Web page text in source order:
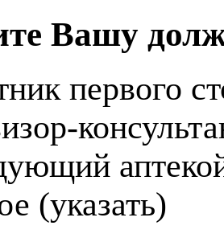
Вашу
первого
(указать)